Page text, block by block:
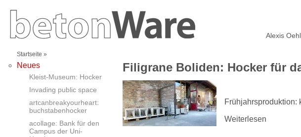
Alexis
Startseite »
Neues
Kleist-Museum: Hocker
Invading public space
artcanbreakyourheart:
buchstabenhocker
acollage: Bank für den
Campus der Uni-
Filigrane Boliden: Hocker für
Frühjahrsproduktion:
Weiterlesen